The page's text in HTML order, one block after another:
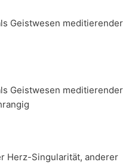
Geistwesen meditierender
Geistwesen meditierender
Herz-Singularität, anderer